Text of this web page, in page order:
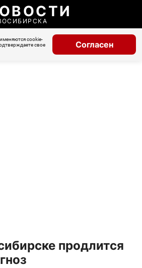
cookie-
свое
Согласен
продлится